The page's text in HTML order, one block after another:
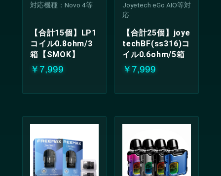
対応機種：Novo 4等
【合計15個】LP1
コイル0.8ohm/3
箱【SMOK】
￥7,999
Joyetech eGo AIO等対
応
【合計25個】joye
techBF(ss316)コ
イル0.6ohm/5箱
￥7,999